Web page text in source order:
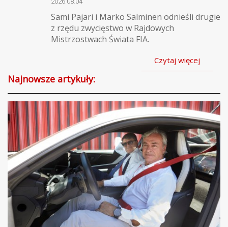
Sami Pajari i Marko Salminen odnieśli drugie
z rzędu zwycięstwo w Rajdowych
Mistrzostwach Świata FIA.
Czytaj więcej
Najnowsze artykuły: